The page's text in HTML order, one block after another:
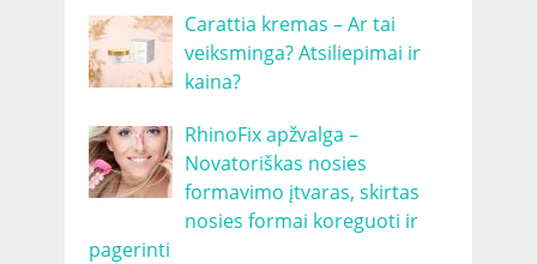
Carattia kremas – Ar tai
veiksminga? Atsiliepimai ir
kaina?
RhinoFix apžvalga –
Novatoriškas nosies
formavimo įtvaras, skirtas
nosies formai koreguoti ir
pagerinti